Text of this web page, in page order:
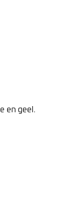
en geel.